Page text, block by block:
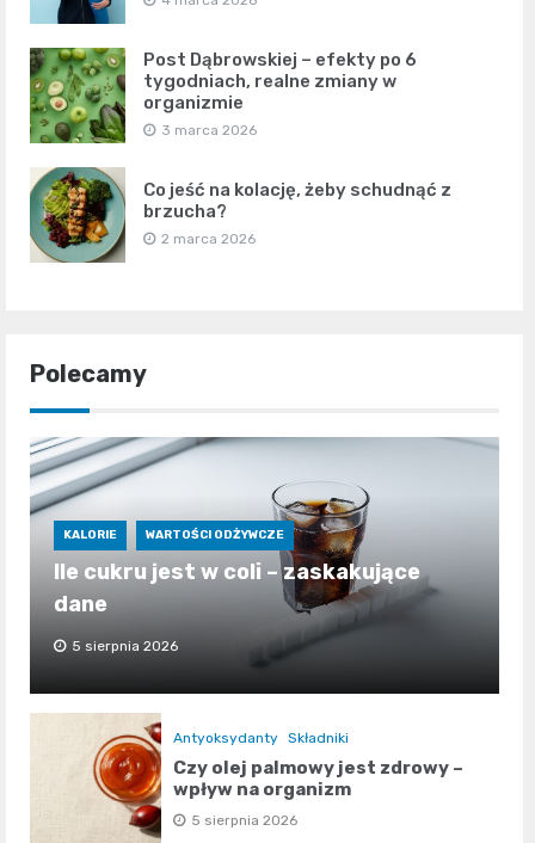
Post Dąbrowskiej – efekty po 6
tygodniach, realne zmiany w
organizmie
3 marca 2026
Co jeść na kolację, żeby schudnąć z
brzucha?
2 marca 2026
Polecamy
KALORIE WARTOŚCI ODŻYWCZE
Ile cukru jest w coli – zaskakujące
dane
5 sierpnia 2026
Antyoksydanty Składniki
Czy olej palmowy jest zdrowy –
wpływ na organizm
5 sierpnia 2026